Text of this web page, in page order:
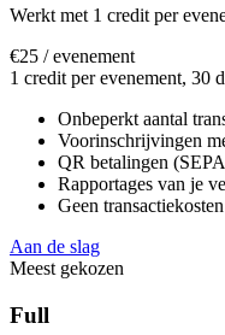
Werkt met 1 credit per
€25 / evenement
1 credit per evenement, 30
Onbeperkt aantal
Voorinschrijvingen
QR betalingen
Rapportages van je
Geen transactiekosten
Aan de slag
Meest gekozen
Full